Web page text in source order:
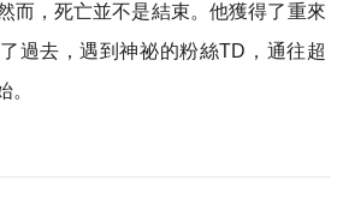
而，死亡並不是結束。他獲得了重來
過去，遇到神祕的粉絲TD，通往超
。